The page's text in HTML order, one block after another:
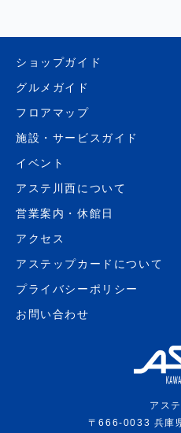
ショップガイド
グルメガイド
フロアマップ
施設・サービスガイド
イベント
アステ川西について
営業案内・休館日
アクセス
アステップカードについて
プライバシーポリシー
お問い合わせ
アス
〒666-0033 兵庫